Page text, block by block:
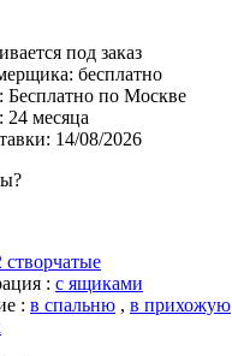
под заказ
бесплатно
Бесплатно по Москве
24 месяца
14/08/2026
створчатые
: с ящиками
: в спальню , в прихожую